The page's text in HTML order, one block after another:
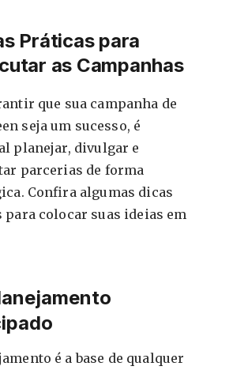
Práticas para
as Campanhas
que sua campanha de
seja um sucesso, é
planejar, divulgar e
parcerias de forma
Confira algumas dicas
para colocar suas ideias em
é a base de qualquer